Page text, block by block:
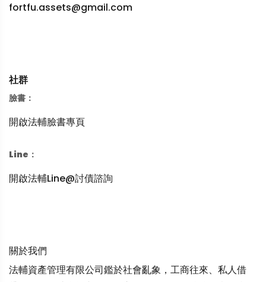
fortfu.assets@gmail.com
社群
臉書：
開啟法輔臉書專頁
Line：
開啟法輔Line@討債諮詢
關於我們
法輔資產管理有限公司鑑於社會亂象，工商往來、私人借